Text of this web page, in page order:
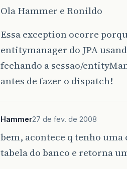
Ola Hammer e Ronildo
Essa exception ocorre
entitymanager do JPA
fechando a sessao/
antes de fazer o dispatch!
Hammer27 de fev. de 2008
bem, acontece q tenho uma
tabela do banco e retorna